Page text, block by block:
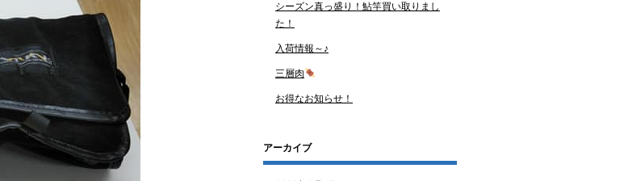
シーズン真っ盛り！鮎竿買い取りまし
た！
入荷情報～♪
三層肉
お得なお知らせ！
アーカイブ